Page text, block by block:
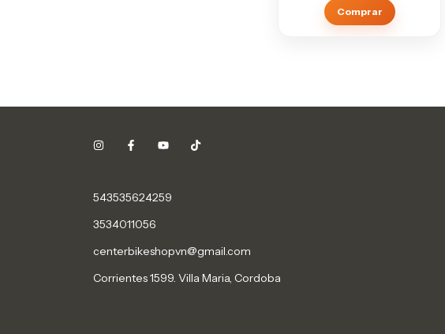
543535624259
3534011056
centerbikeshopvn@gmail.com
Corrientes 1599. Villa Maria, Cordoba